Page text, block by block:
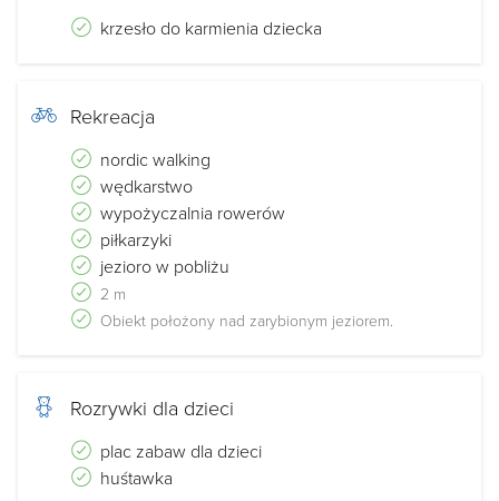
krzesło do karmienia dziecka
Rekreacja
nordic walking
wędkarstwo
wypożyczalnia rowerów
piłkarzyki
jezioro w pobliżu
2 m
Obiekt położony nad zarybionym jeziorem.
Rozrywki dla dzieci
plac zabaw dla dzieci
huśtawka